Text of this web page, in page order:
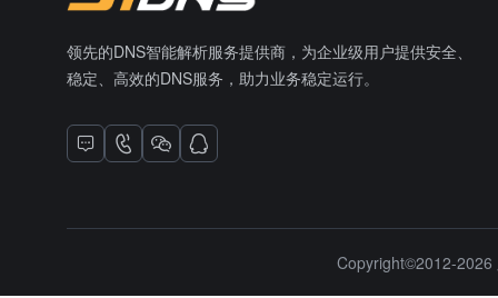
领先的DNS智能解析服务提供商，为企业级用户提供安全、
稳定、高效的DNS服务，助力业务稳定运行。
Copyright©2012-2026